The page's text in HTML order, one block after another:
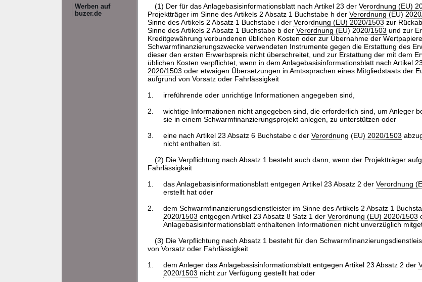
Werben auf
buzer.de
(1) Der für das Anlagebasisinformationsblatt nach Artikel 23 der Verordnung (EU)
Projektträger im Sinne des Artikels 2 Absatz 1 Buchstabe h der Verordnung (EU)
Sinne des Artikels 2 Absatz 1 Buchstabe i der Verordnung (EU) 2020/1503 zur
Sinne des Artikels 2 Absatz 1 Buchstabe b der Verordnung (EU) 2020/1503 und zur
Kreditgewährung verbundenen üblichen Kosten oder zur Übernahme der
Schwarmfinanzierungszwecke verwendeten Instrumente gegen die Erstattung des
dieser den ersten Erwerbspreis nicht überschreitet, und zur Erstattung der mit dem
üblichen Kosten verpflichtet, wenn in dem Anlagebasisinformationsblatt nach Artikel
2020/1503 oder etwaigen Übersetzungen in Amtssprachen eines Mitgliedstaats der
aufgrund von Vorsatz oder Fahrlässigkeit
1.
irreführende oder unrichtige Informationen angegeben sind,
2.
wichtige Informationen nicht angegeben sind, die erforderlich sind, um Anleger
sie in einem Schwarmfinanzierungsprojekt anlegen, zu unterstützen oder
3.
eine nach Artikel 23 Absatz 6 Buchstabe c der Verordnung (EU) 2020/1503
nicht enthalten ist.
(2) Die Verpflichtung nach Absatz 1 besteht auch dann, wenn der Projektträger
Fahrlässigkeit
1.
das Anlagebasisinformationsblatt entgegen Artikel 23 Absatz 2 der Verordnung
erstellt hat oder
2.
dem Schwarmfinanzierungsdienstleister im Sinne des Artikels 2 Absatz 1
2020/1503 entgegen Artikel 23 Absatz 8 Satz 1 der Verordnung (EU) 2020/1503
Anlagebasisinformationsblatt enthaltenen Informationen nicht unverzüglich
(3) Die Verpflichtung nach Absatz 1 besteht für den
von Vorsatz oder Fahrlässigkeit
1.
dem Anleger das Anlagebasisinformationsblatt entgegen Artikel 23 Absatz 2 der
2020/1503 nicht zur Verfügung gestellt hat oder